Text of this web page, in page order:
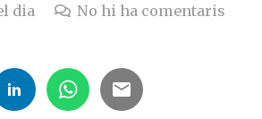
dia
No hi ha comentaris